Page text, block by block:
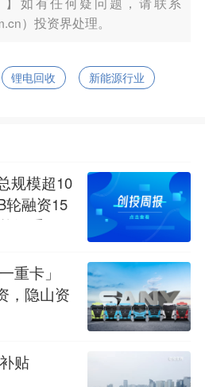
）投资界处理。
锂电回收 新能源行业
规模超10
轮融资15
源重卡
重卡」
，隐山资
商联合
贴